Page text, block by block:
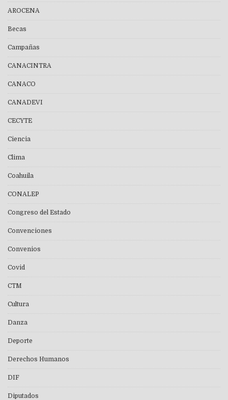
AROCENA
Becas
Campañas
CANACINTRA
CANACO
CANADEVI
CECYTE
Ciencia
Clima
Coahuila
CONALEP
Congreso del Estado
Convenciones
Convenios
Covid
CTM
Cultura
Danza
Deporte
Derechos Humanos
DIF
Diputados